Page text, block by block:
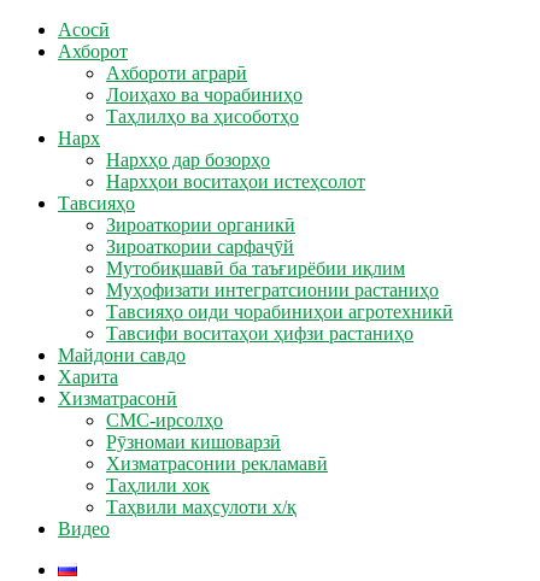
Асосӣ
Ахборот
Ахбороти аграрӣ
Лоиҳахо ва чорабиниҳо
Таҳлилҳо ва ҳисоботҳо
Нарх
Нархҳо дар бозорҳо
Нархҳои воситаҳои истеҳсолот
Тавсияҳо
Зироаткории органикӣ
Зироаткории сарфаҷӯй
Мутобиқшавӣ ба таъғирёбии иқлим
Муҳофизати интегратсионии растаниҳо
Тавсияҳо оиди чорабиниҳои агротехникӣ
Тавсифи воситаҳои ҳифзи растаниҳо
Майдони савдо
Харита
Хизматрасонӣ
СМС-ирсолҳо
Рӯзномаи кишоварзӣ
Хизматрасонии рекламавӣ
Таҳлили хок
Таҳвили маҳсулоти х/қ
Видео